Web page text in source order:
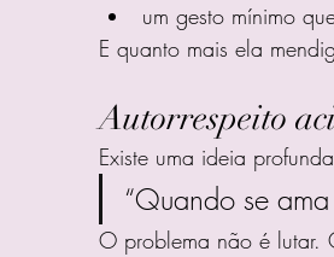
um gesto mínimo
E quanto mais ela
Autorrespeito
Existe uma ideia
“Quando se
O problema não é lutar.